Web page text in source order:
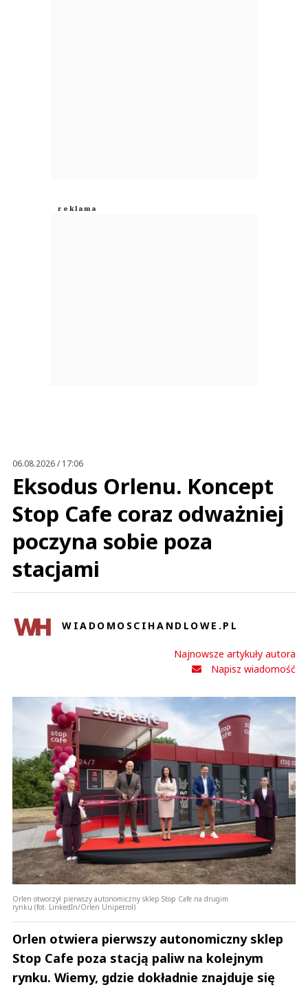
06.08.2026 / 17:06
Eksodus Orlenu. Koncept
Stop Cafe coraz odważniej
poczyna sobie poza
stacjami
WIADOMOSCIHANDLOWE.PL
Najnowsze artykuły autora
Napisz wiadomość
Orlen otworzył pierwszy autonomiczny sklep Stop Cafe na drugim
rynku (fot. LinkedIn/Orlen Unipetrol)
Orlen otwiera pierwszy autonomiczny sklep
Stop Cafe poza stacją paliw na kolejnym
rynku. Wiemy, gdzie dokładnie znajduje się